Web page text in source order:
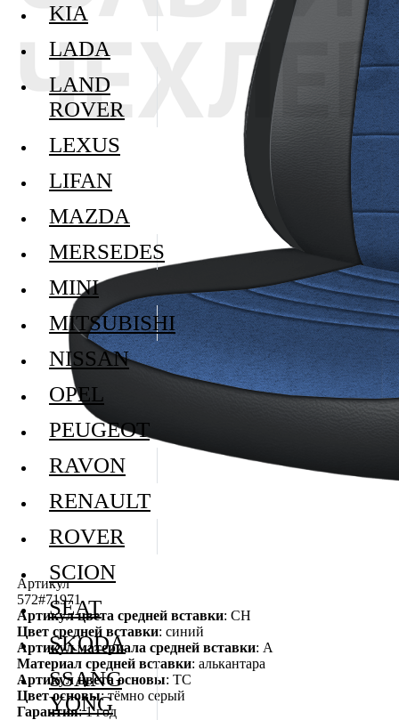
Артикул
572#71971
Артикул цвета средней вставки: СН
Цвет средней вставки: синий
Артикул материала средней вставки: А
Материал средней вставки: алькантара
Артикул цвета основы: ТС
Цвет основы: тёмно серый
Гарантия: 1 год
KIA
LADA
LAND
ROVER
LEXUS
LIFAN
MAZDA
MERSEDES
MINI
MITSUBISHI
NISSAN
OPEL
PEUGEOT
RAVON
RENAULT
ROVER
SCION
SEAT
SKODA
SSANG
YONG